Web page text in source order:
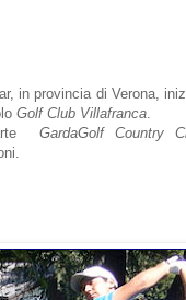
in provincia di Verona,
Golf Club Villafranca.
GardaGolf Country